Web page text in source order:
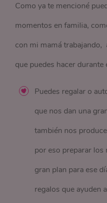
Como ya te mencioné
momentos en familia,
con mi mamá trabajando,
que puedes hacer durante
Puedes regalar o
que nos dan una
también nos
por eso preparar los
gran plan para ese
regalos que ayuden